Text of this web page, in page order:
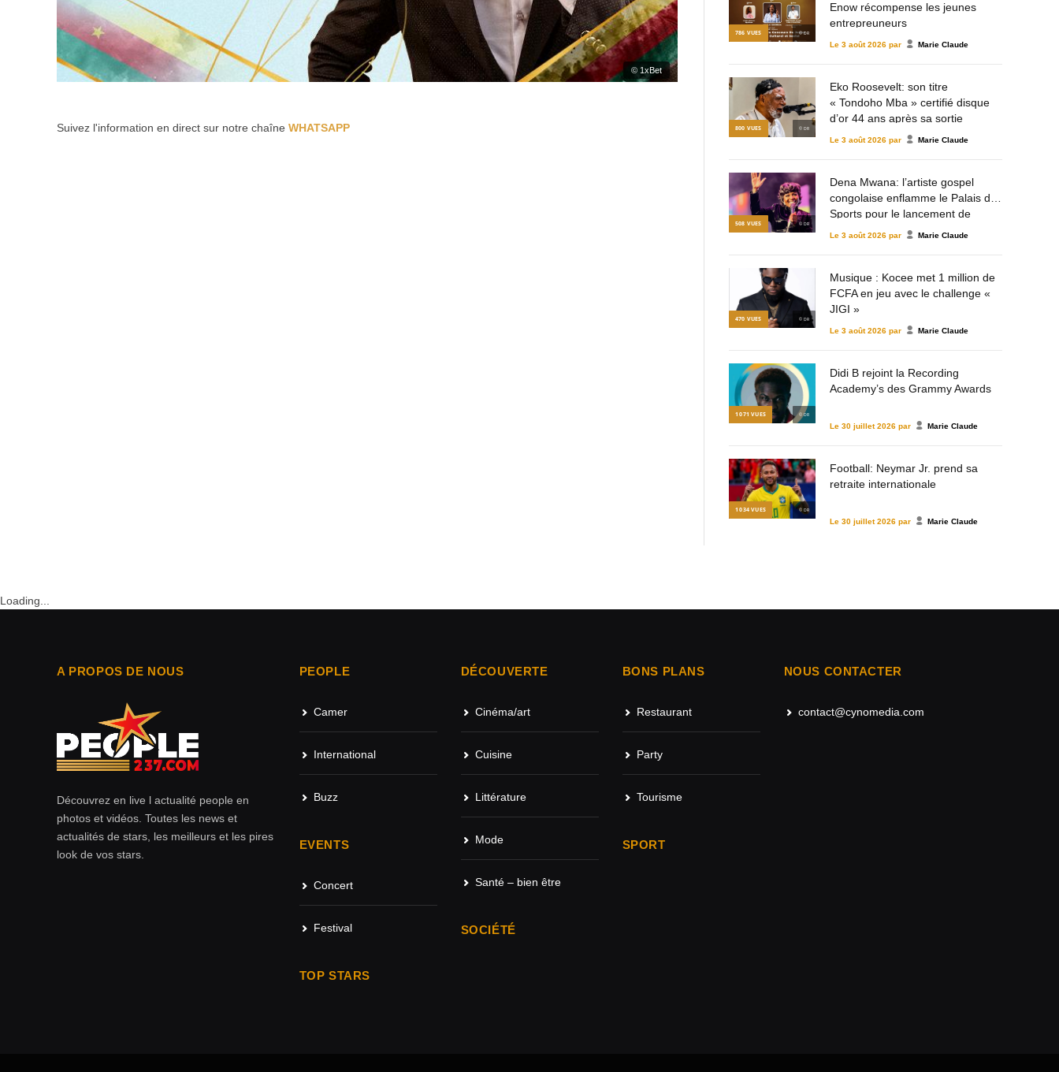
© 1xBet
Suivez l'information en direct sur notre chaîne WHATSAPP
786 VUES © DR
Enow récompense les jeunes
entrepreuneurs
Le 3 août 2026 par Marie Claude
800 VUES © DR
Eko Roosevelt: son titre
« Tondoho Mba » certifié disque
d’or 44 ans après sa sortie
Le 3 août 2026 par Marie Claude
508 VUES © DR
Dena Mwana: l’artiste gospel
congolaise enflamme le Palais des
Sports pour le lancement de
Mulema Gospel Talent
Le 3 août 2026 par Marie Claude
470 VUES © DR
Musique : Kocee met 1 million de
FCFA en jeu avec le challenge «
JIGI »
Le 3 août 2026 par Marie Claude
1 071 VUES © DR
Didi B rejoint la Recording
Academy’s des Grammy Awards
Le 30 juillet 2026 par Marie Claude
1 034 VUES © DR
Football: Neymar Jr. prend sa
retraite internationale
Le 30 juillet 2026 par Marie Claude
Loading...
A PROPOS DE NOUS
Découvrez en live l actualité people en
photos et vidéos. Toutes les news et
actualités de stars, les meilleurs et les pires
look de vos stars.
PEOPLE
Camer
International
Buzz
EVENTS
Concert
Festival
TOP STARS
DÉCOUVERTE
Cinéma/art
Cuisine
Littérature
Mode
Santé – bien être
SOCIÉTÉ
BONS PLANS
Restaurant
Party
Tourisme
SPORT
NOUS CONTACTER
contact@cynomedia.com